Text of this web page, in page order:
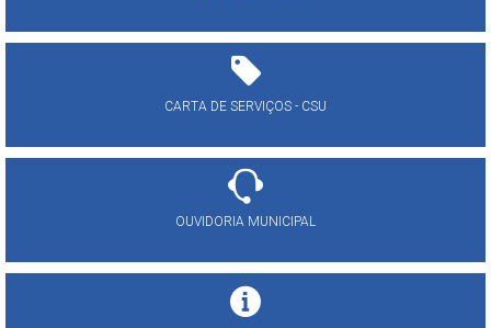
CARTA DE SERVIÇOS - CSU
OUVIDORIA MUNICIPAL